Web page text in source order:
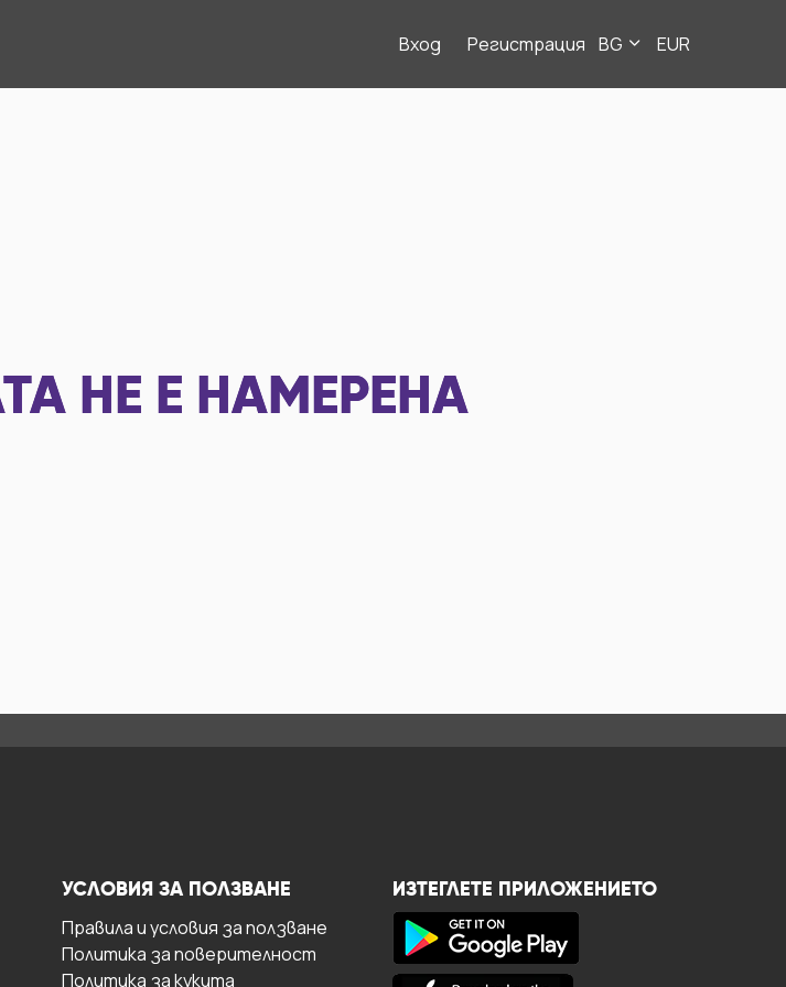
Вход Регистрация BG EUR
НЕ Е НАМЕРЕНА
УСЛОВИЯ ЗА ПОЛЗВАНЕ
Правила и условия за ползване
Политика за поверителност
Политика за кукита
ИЗТЕГЛЕТЕ ПРИЛОЖЕНИЕТО